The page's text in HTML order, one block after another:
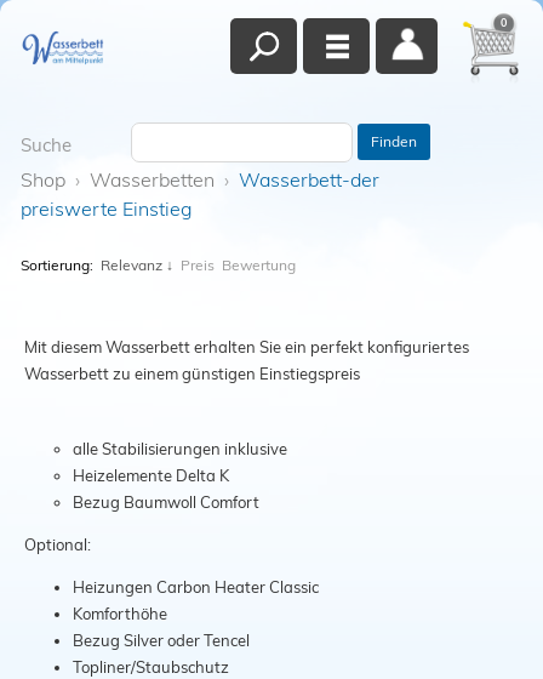
0
Suche Finden
Shop › Wasserbetten › Wasserbett-der
preiswerte Einstieg
Sortierung: Relevanz ↓ Preis Bewertung
Mit diesem Wasserbett erhalten Sie ein perfekt konfiguriertes
Wasserbett zu einem günstigen Einstiegspreis
alle Stabilisierungen inklusive
Heizelemente Delta K
Bezug Baumwoll Comfort
Optional:
Heizungen Carbon Heater Classic
Komforthöhe
Bezug Silver oder Tencel
Topliner/Staubschutz
Schließen